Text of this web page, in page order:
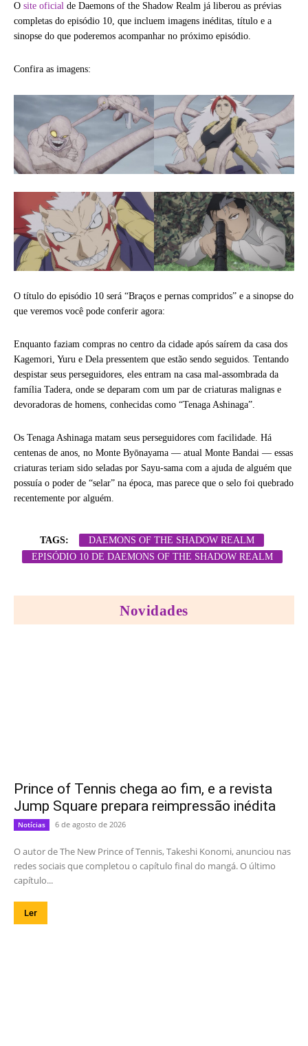
O site oficial de Daemons of the Shadow Realm já liberou as prévias
completas do episódio 10, que incluem imagens inéditas, título e a
sinopse do que poderemos acompanhar no próximo episódio.
Confira as imagens:
O título do episódio 10 será “Braços e pernas compridos” e a sinopse do
que veremos você pode conferir agora:
Enquanto faziam compras no centro da cidade após saírem da casa dos
Kagemori, Yuru e Dela pressentem que estão sendo seguidos. Tentando
despistar seus perseguidores, eles entram na casa mal-assombrada da
família Tadera, onde se deparam com um par de criaturas malignas e
devoradoras de homens, conhecidas como “Tenaga Ashinaga”.
Os Tenaga Ashinaga matam seus perseguidores com facilidade. Há
centenas de anos, no Monte Byōnayama — atual Monte Bandai — essas
criaturas teriam sido seladas por Sayu-sama com a ajuda de alguém que
possuía o poder de “selar” na época, mas parece que o selo foi quebrado
recentemente por alguém.
TAGS:
DAEMONS OF THE SHADOW REALM
EPISÓDIO 10 DE DAEMONS OF THE SHADOW REALM
Novidades
Prince of Tennis chega ao fim, e a revista
Jump Square prepara reimpressão inédita
Notícias 6 de agosto de 2026
O autor de The New Prince of Tennis, Takeshi Konomi, anunciou nas
redes sociais que completou o capítulo final do mangá. O último
capítulo...
Ler